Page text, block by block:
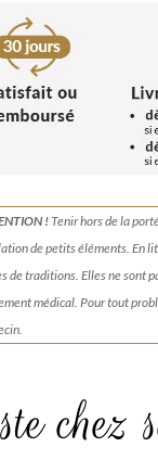
!Tenirhors de la
de petits éléments.En
de traditions. Elles ne sont
médical. Pour tout
chez